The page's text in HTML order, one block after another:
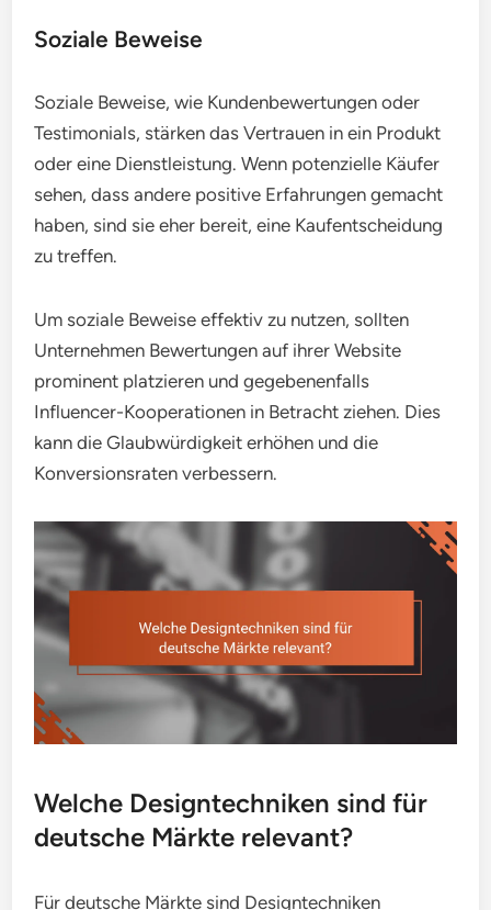
Soziale Beweise
Soziale Beweise, wie Kundenbewertungen oder
Testimonials, stärken das Vertrauen in ein Produkt
oder eine Dienstleistung. Wenn potenzielle Käufer
sehen, dass andere positive Erfahrungen gemacht
haben, sind sie eher bereit, eine Kaufentscheidung
zu treffen.
Um soziale Beweise effektiv zu nutzen, sollten
Unternehmen Bewertungen auf ihrer Website
prominent platzieren und gegebenenfalls
Influencer-Kooperationen in Betracht ziehen. Dies
kann die Glaubwürdigkeit erhöhen und die
Konversionsraten verbessern.
Welche Designtechniken sind für
deutsche Märkte relevant?
Für deutsche Märkte sind Designtechniken